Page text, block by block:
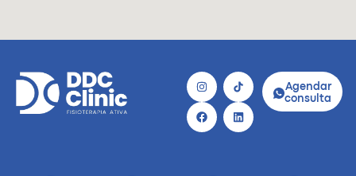
Agendar
consulta